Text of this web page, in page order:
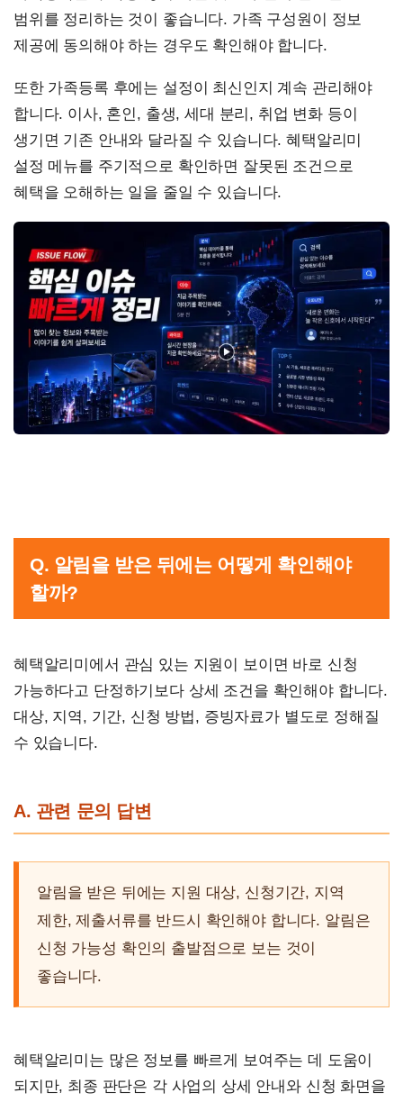
범위를 정리하는 것이 좋습니다. 가족 구성원이 정보
제공에 동의해야 하는 경우도 확인해야 합니다.
또한 가족등록 후에는 설정이 최신인지 계속 관리해야
합니다. 이사, 혼인, 출생, 세대 분리, 취업 변화 등이
생기면 기존 안내와 달라질 수 있습니다. 혜택알리미
설정 메뉴를 주기적으로 확인하면 잘못된 조건으로
혜택을 오해하는 일을 줄일 수 있습니다.
Q. 알림을 받은 뒤에는 어떻게 확인해야
할까?
혜택알리미에서 관심 있는 지원이 보이면 바로 신청
가능하다고 단정하기보다 상세 조건을 확인해야 합니다.
대상, 지역, 기간, 신청 방법, 증빙자료가 별도로 정해질
수 있습니다.
A. 관련 문의 답변
알림을 받은 뒤에는 지원 대상, 신청기간, 지역
제한, 제출서류를 반드시 확인해야 합니다. 알림은
신청 가능성 확인의 출발점으로 보는 것이
좋습니다.
혜택알리미는 많은 정보를 빠르게 보여주는 데 도움이
되지만, 최종 판단은 각 사업의 상세 안내와 신청 화면을